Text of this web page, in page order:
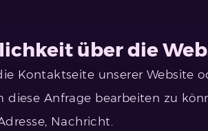
über die
Kontaktseite unserer Website
diese Anfrage bearbeiten zu
Nachricht.